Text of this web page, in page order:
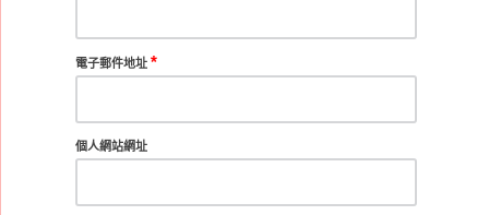
電子郵件地址 *
個人網站網址